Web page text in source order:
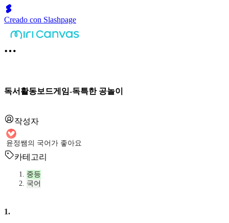
Creado con Slashpage
독서활동보드게임-독특한 공놀이
작성자
윤정쌤의 국어가 좋아요
카테고리
중등
국어
1.